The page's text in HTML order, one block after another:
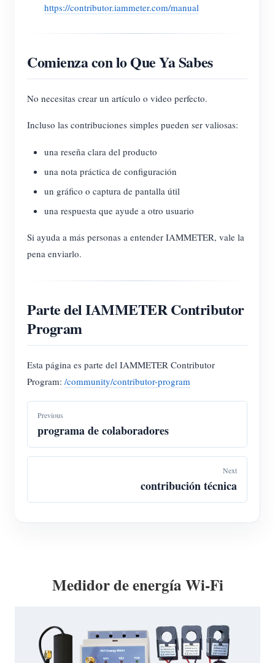
https://contributor.iammeter.com/manual
Comienza con lo Que Ya Sabes
No necesitas crear un artículo o video perfecto.
Incluso las contribuciones simples pueden ser valiosas:
una reseña clara del producto
una nota práctica de configuración
un gráfico o captura de pantalla útil
una respuesta que ayude a otro usuario
Si ayuda a más personas a entender IAMMETER, vale la
pena enviarlo.
Parte del IAMMETER Contributor
Program
Esta página es parte del IAMMETER Contributor
Program: /community/contributor-program
Previous
programa de colaboradores
Next
contribución técnica
Medidor de energía Wi-Fi